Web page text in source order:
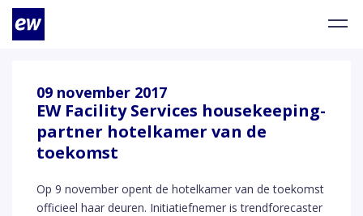
09 november 2017
EW Facility Services housekeeping-
partner hotelkamer van de
toekomst
Op 9 november opent de hotelkamer van de toekomst
officieel haar deuren. Initiatiefnemer is trendforecaster